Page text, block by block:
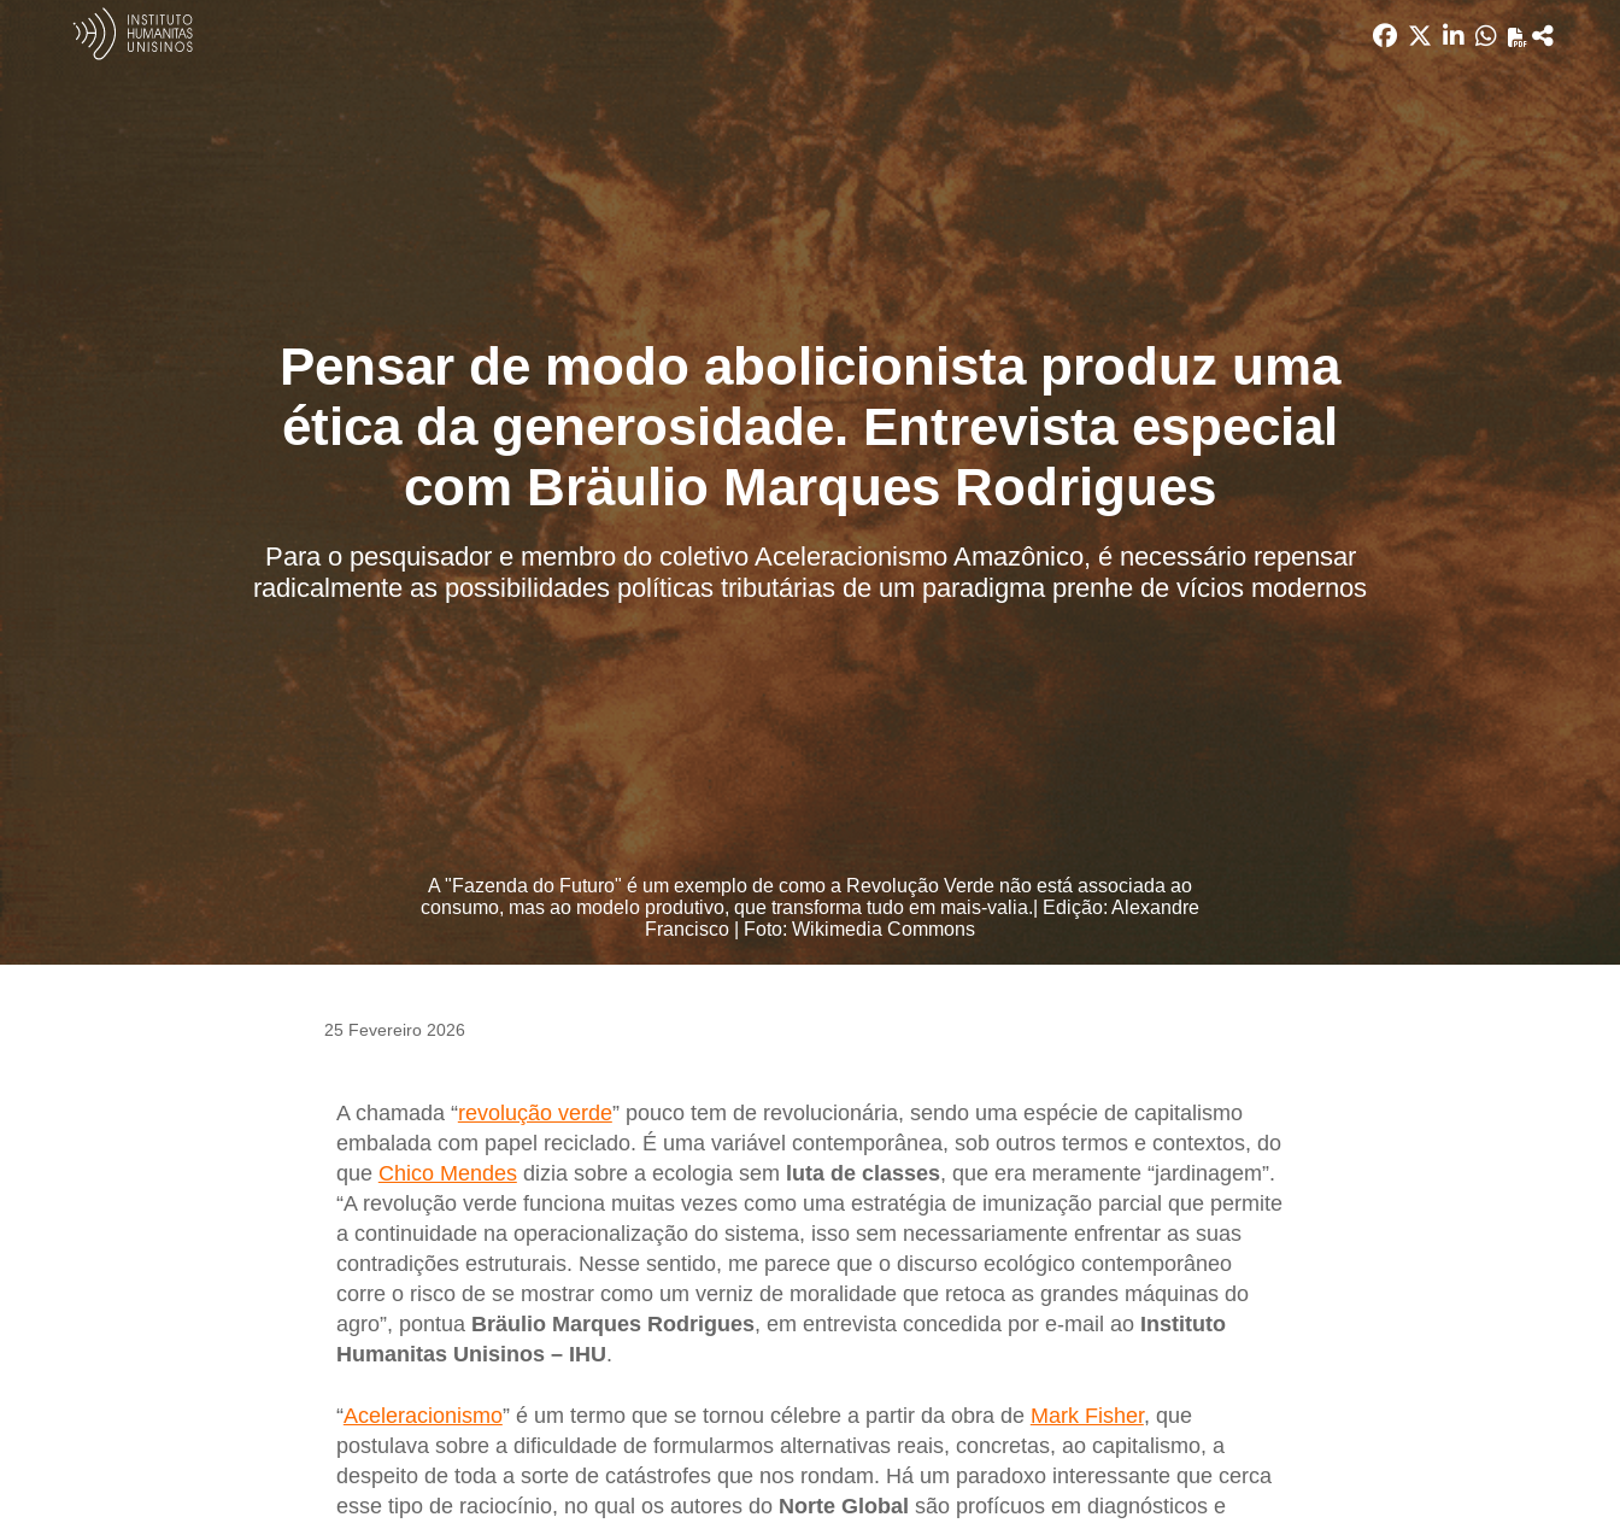
Pensar de modo abolicionista produz uma
ética da generosidade. Entrevista especial
com Bräulio Marques Rodrigues
Para o pesquisador e membro do coletivo Aceleracionismo Amazônico, é necessário repensar
radicalmente as possibilidades políticas tributárias de um paradigma prenhe de vícios modernos
A "Fazenda do Futuro" é um exemplo de como a Revolução Verde não está associada ao
consumo, mas ao modelo produtivo, que transforma tudo em mais-valia.| Edição: Alexandre
Francisco | Foto: Wikimedia Commons
25 Fevereiro 2026
A chamada “revolução verde” pouco tem de revolucionária, sendo uma espécie de capitalismo
embalada com papel reciclado. É uma variável contemporânea, sob outros termos e contextos, do
que Chico Mendesdizia sobre a ecologia sem luta de classes, que era meramente “jardinagem”.
“A revolução verde funciona muitas vezes como uma estratégia de imunização parcial que permite
a continuidade na operacionalização do sistema, isso sem necessariamente enfrentar as suas
contradições estruturais. Nesse sentido, me parece que o discurso ecológico contemporâneo
corre o risco de se mostrar como um verniz de moralidade que retoca as grandes máquinas do
agro”, pontua Bräulio Marques Rodrigues, em entrevista concedida por e-mail ao Instituto
Humanitas Unisinos – IHU.
“Aceleracionismo” é um termo que se tornou célebre a partir da obra de Mark Fisher, que
postulava sobre a dificuldade de formularmos alternativas reais, concretas, ao capitalismo, a
despeito de toda a sorte de catástrofes que nos rondam. Há um paradoxo interessante que cerca
esse tipo de raciocínio, no qual os autores doNorte Global são profícuos em diagnósticos e